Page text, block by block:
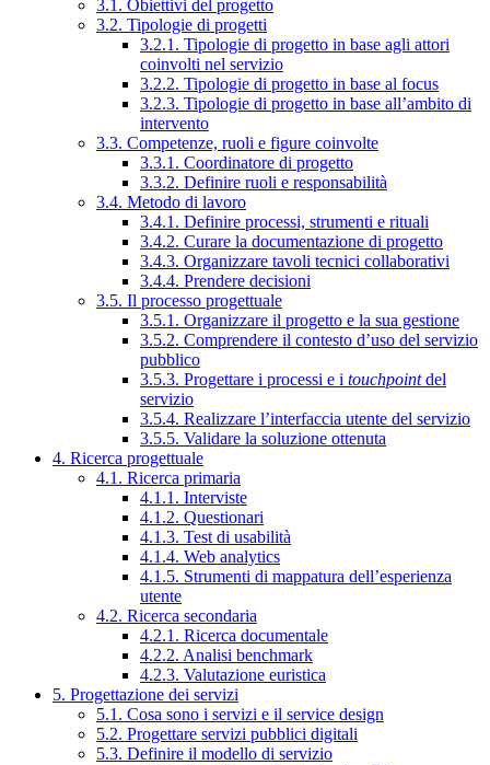
3.1. Obiettivi del progetto
3.2. Tipologie di progetti
3.2.1. Tipologie di progetto in base agli attori
coinvolti nel servizio
3.2.2. Tipologie di progetto in base al focus
3.2.3. Tipologie di progetto in base all’ambito di
intervento
3.3. Competenze, ruoli e figure coinvolte
3.3.1. Coordinatore di progetto
3.3.2. Definire ruoli e responsabilità
3.4. Metodo di lavoro
3.4.1. Definire processi, strumenti e rituali
3.4.2. Curare la documentazione di progetto
3.4.3. Organizzare tavoli tecnici collaborativi
3.4.4. Prendere decisioni
3.5. Il processo progettuale
3.5.1. Organizzare il progetto e la sua gestione
3.5.2. Comprendere il contesto d’uso del servizio
pubblico
3.5.3. Progettare i processi e i touchpointdel
servizio
3.5.4. Realizzare l’interfaccia utente del servizio
3.5.5. Validare la soluzione ottenuta
4. Ricerca progettuale
4.1. Ricerca primaria
4.1.1. Interviste
4.1.2. Questionari
4.1.3. Test di usabilità
4.1.4. Web analytics
4.1.5. Strumenti di mappatura dell’esperienza
utente
4.2. Ricerca secondaria
4.2.1. Ricerca documentale
4.2.2. Analisi benchmark
4.2.3. Valutazione euristica
5. Progettazione dei servizi
5.1. Cosa sono i servizi e il service design
5.2. Progettare servizi pubblici digitali
5.3. Definire il modello di servizio